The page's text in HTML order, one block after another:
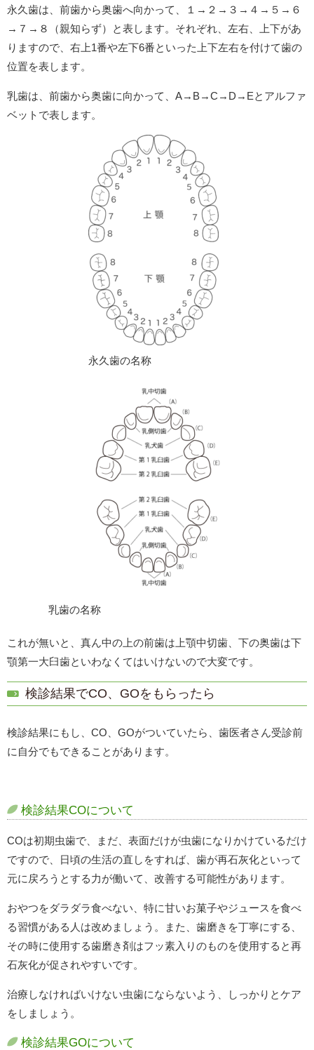
永久歯は、前歯から奥歯へ向かって、１→２→３→４→５→６
→７→８（親知らず）と表します。それぞれ、左右、上下があ
りますので、右上1番や左下6番といった上下左右を付けて歯の
位置を表します。
乳歯は、前歯から奥歯に向かって、A→B→C→D→Eとアルファ
ベットで表します。
永久歯の名称
乳歯の名称
これが無いと、真ん中の上の前歯は上顎中切歯、下の奥歯は下
顎第一大臼歯といわなくてはいけないので大変です。
検診結果でCO、GOをもらったら
検診結果にもし、CO、GOがついていたら、歯医者さん受診前
に自分でもできることがあります。
検診結果COについて
COは初期虫歯で、まだ、表面だけが虫歯になりかけているだけ
ですので、日頃の生活の直しをすれば、歯が再石灰化といって
元に戻ろうとする力が働いて、改善する可能性があります。
おやつをダラダラ食べない、特に甘いお菓子やジュースを食べ
る習慣がある人は改めましょう。また、歯磨きを丁寧にする、
その時に使用する歯磨き剤はフッ素入りのものを使用すると再
石灰化が促されやすいです。
治療しなければいけない虫歯にならないよう、しっかりとケア
をしましょう。
検診結果GOについて